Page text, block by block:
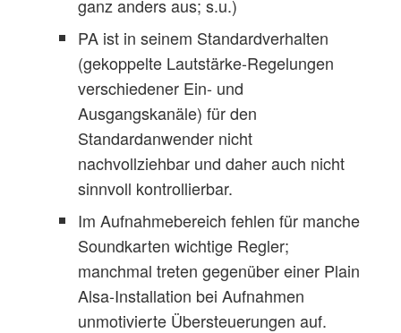
ganz anders aus; s.u.)
PA ist in seinem Standardverhalten
(gekoppelte Lautstärke-Regelungen
verschiedener Ein- und
Ausgangskanäle) für den
Standardanwender nicht
nachvollziehbar und daher auch nicht
sinnvoll kontrollierbar.
Im Aufnahmebereich fehlen für manche
Soundkarten wichtige Regler;
manchmal treten gegenüber einer Plain
Alsa-Installation bei Aufnahmen
unmotivierte Übersteuerungen auf.